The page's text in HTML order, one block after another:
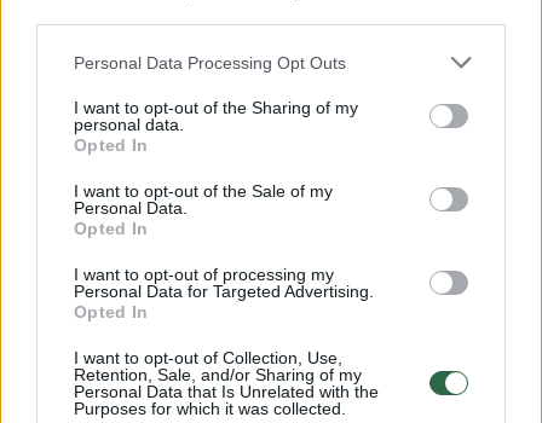
Personal Data Processing Opt Outs
I want to opt-out of the Sharing of my
personal data.
Opted In
I want to opt-out of the Sale of my
Personal Data.
Opted In
I want to opt-out of processing my
Personal Data for Targeted Advertising.
Opted In
I want to opt-out of Collection, Use,
Retention, Sale, and/or Sharing of my
Personal Data that Is Unrelated with the
Purposes for which it was collected.
00:00:57
Savaitės vidurys nusimato karštas: temperatūra kils iki
32 laipsnių šilumos
Žinios | Orai
00:15:54
V. Zalužno pasisakymą laiko bandymu įsitvirtinti
Ukrainos politikoje: jis yra neteisus
Laidos | Nauja diena